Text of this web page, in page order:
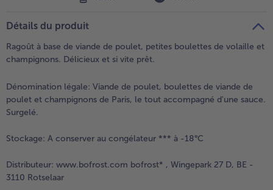
Détails du produit
Ragoût à base de viande de poulet, petites boulettes de volaille et
champignons. Délicieux et si vite prêt.
Dénomination légale: Viande de poulet, boulettes de viande de
poulet et champignons de Paris, le tout accompagné d'une sauce.
Surgelé.
Stockage: A conserver au congélateur *** à -18°C
Distributeur: www.bofrost.com bofrost* , Wingepark 27 D, BE -
3110 Rotselaar